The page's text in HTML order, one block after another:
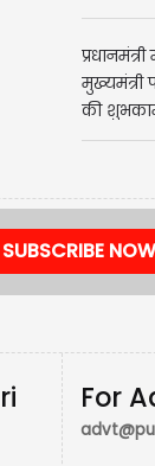
समृद्धि
मुख्यमंत्री
SUBSCRIBE
For